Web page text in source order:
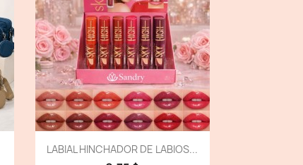
Vista detallada
LABIAL HINCHADOR DE LABIOS...